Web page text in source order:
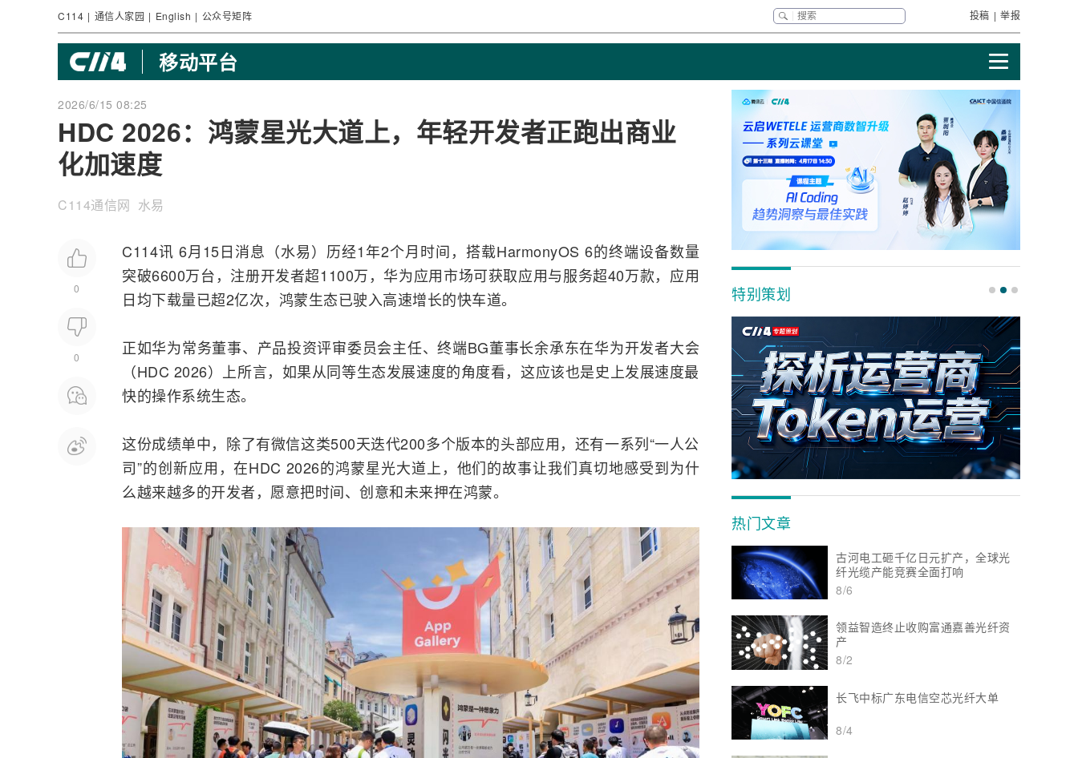
C114 | 通信人家园 | English | 公众号矩阵 投稿 | 举报
移动平台
2026/6/15 08:25
HDC 2026：鸿蒙星光大道上，年轻开发者正跑出商业
化加速度
C114通信网 水易
0
0
C114讯 6月15日消息（水易）历经1年2个月时间，搭载HarmonyOS 6的终端设备数量
突破6600万台，注册开发者超1100万， 华为应用市场可获取应用与服务超40万款，应用
日均下载量已超2亿次， 鸿蒙生态已驶入高速增长的快车道。
正如华为常务董事、产品投资评审委员会主任、终端BG董事长余承东在华为开发者大会
（HDC 2026）上所言，如果从同等生态发展速度的角度看，这应该也是史上发展速度最
快的操作系统生态。
这份成绩单中，除了有微信这类500天迭代200多个版本的头部应用，还有一系列“一人公
司”的创新应用，在HDC 2026的鸿蒙星光大道上，他们的故事让我们真切地感受到为什
么越来越多的开发者，愿意把时间、创意和未来押在鸿蒙。
特别策划
热门文章
古河电工砸千亿日元扩产，全球光
纤光缆产能竞赛全面打响
8/6
领益智造终止收购富通嘉善光纤资
产
8/2
长飞中标广东电信空芯光纤大单
8/4